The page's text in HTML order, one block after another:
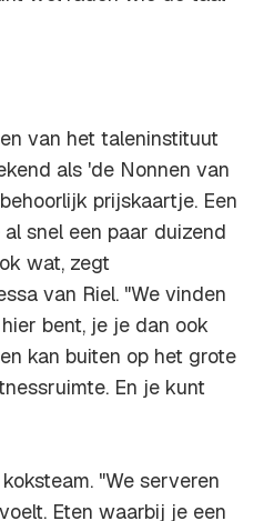
van het taleninstituut
als 'de Nonnen van
prijskaartje. Een
snel een paar duizend
wat, zegt
van Riel. "We vinden
bent, je je dan ook
kan buiten op het grote
En je kunt
"We serveren
Eten waarbij je een